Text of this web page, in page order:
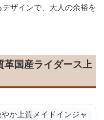
ザインで、大人の余裕を
革国産ライダース上